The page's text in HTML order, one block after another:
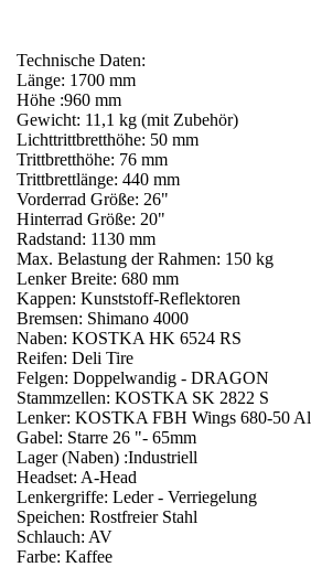
Technische Daten:
Länge: 1700 mm
Höhe :960 mm
Gewicht: 11,1 kg (mit Zubehör)
Lichttrittbretthöhe: 50 mm
Trittbretthöhe: 76 mm
Trittbrettlänge: 440 mm
Vorderrad Größe: 26"
Hinterrad Größe: 20"
Radstand: 1130 mm
Max. Belastung der Rahmen: 150 kg
Lenker Breite: 680 mm
Kappen: Kunststoff-Reflektoren
Bremsen: Shimano 4000
Naben: KOSTKA HK 6524 RS
Reifen: Deli Tire
Felgen: Doppelwandig - DRAGON
Stammzellen: KOSTKA SK 2822 S
Lenker: KOSTKA FBH Wings 680-50 Al
Gabel: Starre 26 "- 65mm
Lager (Naben) :Industriell
Headset: A-Head
Lenkergriffe: Leder - Verriegelung
Speichen: Rostfreier Stahl
Schlauch: AV
Farbe: Kaffee